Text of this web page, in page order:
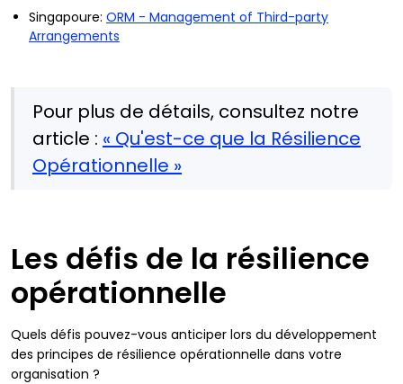
Singapoure: ORM - Management of Third-party
Arrangements
Pour plus de détails, consultez notre
article : « Qu'est-ce que la Résilience
Opérationnelle »
Les défis de la résilience
opérationnelle
Quels défis pouvez-vous anticiper lors du développement
des principes de résilience opérationnelle dans votre
organisation ?